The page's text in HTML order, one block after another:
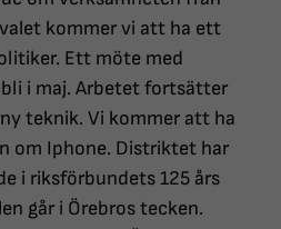
kommer vi att ha ett
Ett möte med
i maj. Arbetet fortsätter
teknik. Vi kommer att ha
om Iphone. Distriktet har
i riksförbundets 125 års
går i Örebros tecken.